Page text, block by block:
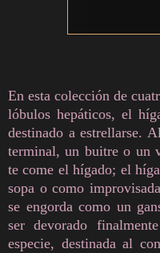
En esta colección de
lóbulos hepáticos, el
destinado a estrellarse.
terminal, un buitre o un
te come el hígado; el
sopa o como
se engorda como un
ser devorado
especie, destinada al